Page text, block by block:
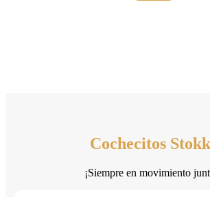
Cochecitos
¡Siempre en movimiento